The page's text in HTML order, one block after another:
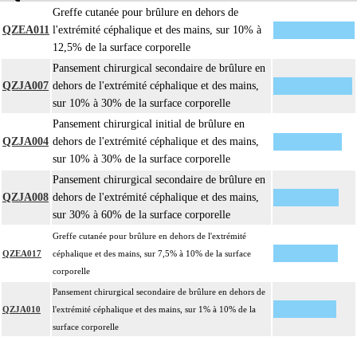
QZEA011
Greffe cutanée pour brûlure en dehors de
l'extrémité céphalique et des mains, sur 10% à
12,5% de la surface corporelle
QZJA007
Pansement chirurgical secondaire de brûlure en
dehors de l'extrémité céphalique et des mains,
sur 10% à 30% de la surface corporelle
QZJA004
Pansement chirurgical initial de brûlure en
dehors de l'extrémité céphalique et des mains,
sur 10% à 30% de la surface corporelle
QZJA008
Pansement chirurgical secondaire de brûlure en
dehors de l'extrémité céphalique et des mains,
sur 30% à 60% de la surface corporelle
QZEA017
Greffe cutanée pour brûlure en dehors de l'extrémité
céphalique et des mains, sur 7,5% à 10% de la surface
corporelle
QZJA010
Pansement chirurgical secondaire de brûlure en dehors de
l'extrémité céphalique et des mains, sur 1% à 10% de la
surface corporelle